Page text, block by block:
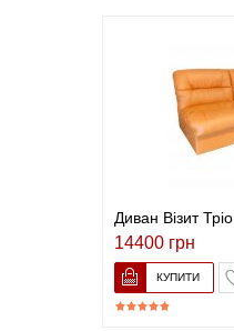
Диван Візит Тріо
14400 грн